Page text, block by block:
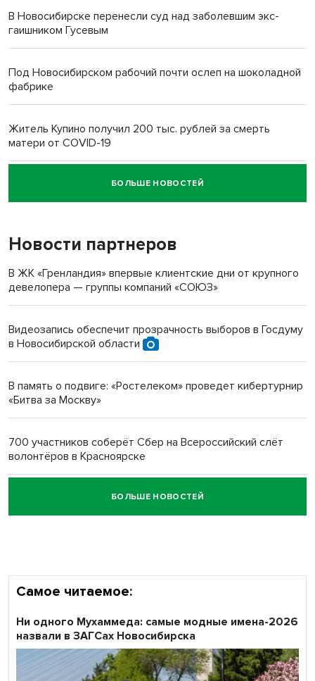
В Новосибирске перенесли суд над заболевшим экс-
гаишником Гусевым
Под Новосибирском рабочий почти ослеп на шоколадной
фабрике
Житель Купино получил 200 тыс. рублей за смерть
матери от COVID-19
Новосибирский суд наказал водителя за смерть
пенсионерки на вокзале
«Мы живём на пастбище!»: в новосибирском селе лошади
терроризируют жителей
Новосибирский преподаватель с женой вошли в топ-16
БОЛЬШЕ НОВОСТЕЙ
Новости партнеров
В ЖК «Гренландия» впервые клиентские дни от крупного
девелопера — группы компаний «СОЮЗ»
Видеозапись обеспечит прозрачность выборов в Госдуму
в Новосибирской области
В память о подвиге: «Ростелеком» проведет кибертурнир
«Битва за Москву»
700 участников соберёт Сбер на Всероссийский слёт
волонтёров в Красноярске
Честный выбор: видеонаблюдение обеспечит
объективность результатов ЕДГ в Новосибирской
БОЛЬШЕ НОВОСТЕЙ
Самое читаемое:
Ни одного Мухаммеда: самые модные имена-2026
назвали в ЗАГСах Новосибирска